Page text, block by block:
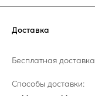
Доставка
Бесплатная
Способы доставки: